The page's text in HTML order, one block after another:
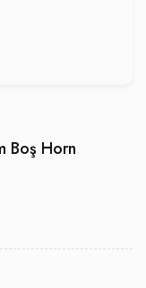
Boş Horn